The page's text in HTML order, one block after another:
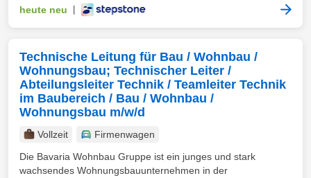
heute neu
Technische Leitung für Bau / Wohnbau /
Wohnungsbau; Technischer Leiter /
Abteilungsleiter Technik / Teamleiter Technik
im Baubereich / Bau / Wohnbau /
Wohnungsbau m/w/d
Vollzeit
Firmenwagen
Die Bavaria Wohnbau Gruppe ist ein junges und stark
wachsendes Wohnungsbauunternehmen in der